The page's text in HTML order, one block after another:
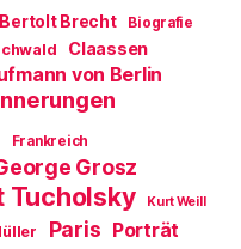
Bertolt Brecht Biografie
Claassen
von Berlin
Frankreich
Grosz
Tucholsky Kurt Weill
Paris Porträt